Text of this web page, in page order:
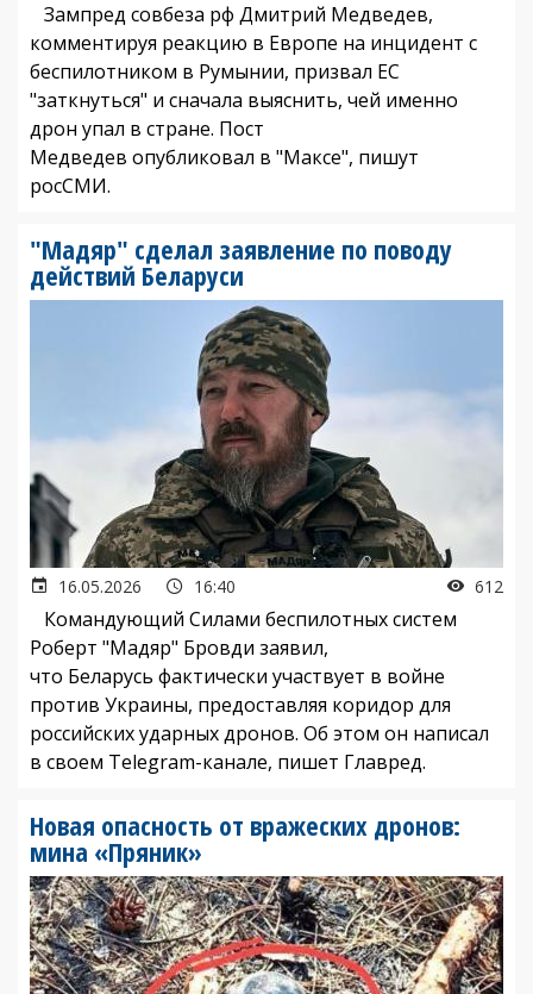
Зампред совбеза рф Дмитрий Медведев,
комментируя реакцию в Европе на инцидент с
беспилотником в Румынии, призвал ЕС
"заткнуться" и сначала выяснить, чей именно
дрон упал в стране. Пост
Медведев опубликовал в "Максе", пишут
росСМИ.
"Мадяр" сделал заявление по поводу
действий Беларуси
16.05.2026 16:40 612
Командующий Силами беспилотных систем
Роберт "Мадяр" Бровди заявил,
что Беларусь фактически участвует в войне
против Украины, предоставляя коридор для
российских ударных дронов. Об этом он написал
в своем Telegram-канале, пишет Главред.
Новая опасность от вражеских дронов:
мина «Пряник»